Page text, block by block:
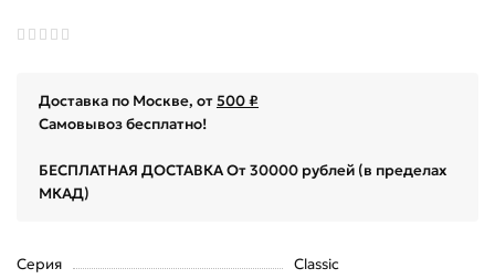
Доставка по Москве, от500 ₽
Самовывоз бесплатно!
БЕСПЛАТНАЯ ДОСТАВКА От 30000 рублей (в пределах
МКАД)
Серия
Classic